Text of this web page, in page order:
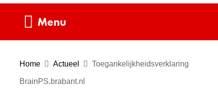
Menu
Home Actueel Toegankelijkheidsverklaring
BrainPS.brabant.nl